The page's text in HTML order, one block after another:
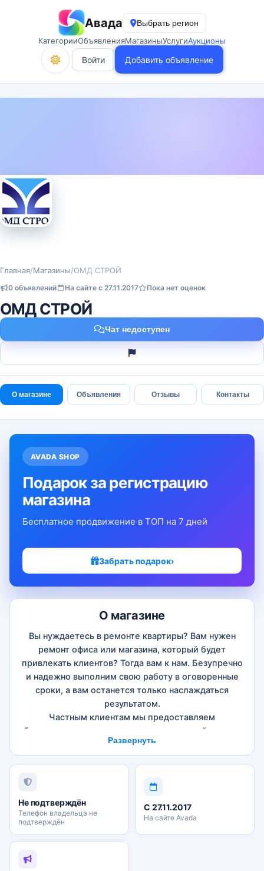
Авада
Выбрать регион
КатегорииОбъявленияМагазиныУслугиАукционы
Войти Добавить объявление
Главная/Магазины/ОМД СТРОЙ
0 объявлений На сайте с 27.11.2017 Пока нет оценок
ОМД СТРОЙ
Чат недоступен
О магазине Объявления Отзывы Контакты
О магазине
Вы нуждаетесь в ремонте квартиры? Вам нужен
ремонт офиса или магазина, который будет
привлекать клиентов? Тогда вам к нам. Безупречно
и надежно выполним свою работу в оговоренные
сроки, а вам останется только наслаждаться
результатом.
Частным клиентам мы предоставляем
беспроцентную рассрочку на капитальный ремонт
квартир от 6 месяцев о 24 месяцев. Сотрудничаем
С Альфа Банком, Ренессанс кредит и Русский
стандарт.
В подарок «Страховка от залива», клиентам
заказавшим ремонт Новостройки!
Развернуть
Не подтверждён
Телефон владельца не
подтверждён
С 27.11.2017
На сайте Avada
AVADA SHOP
Подарок за регистрацию
магазина
Бесплатное продвижение в ТОП на 7 дней
Забрать подарок›